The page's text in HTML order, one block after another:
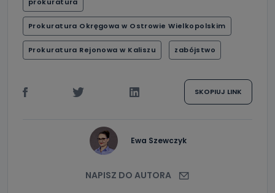
Prokuratura Okręgowa w Ostrowie Wielkopolskim
Prokuratura Rejonowa w Kaliszu zabójstwo
SKOPIUJ LINK
Ewa Szewczyk
NAPISZ DO AUTORA